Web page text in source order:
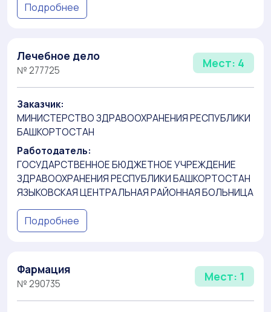
Подробнее
Лечебное дело
№ 277725
Мест: 4
Заказчик:
МИНИСТЕРСТВО ЗДРАВООХРАНЕНИЯ РЕСПУБЛИКИ
БАШКОРТОСТАН
Работодатель:
ГОСУДАРСТВЕННОЕ БЮДЖЕТНОЕ УЧРЕЖДЕНИЕ
ЗДРАВООХРАНЕНИЯ РЕСПУБЛИКИ БАШКОРТОСТАН
ЯЗЫКОВСКАЯ ЦЕНТРАЛЬНАЯ РАЙОННАЯ БОЛЬНИЦА
Подробнее
Фармация
№ 290735
Мест: 1